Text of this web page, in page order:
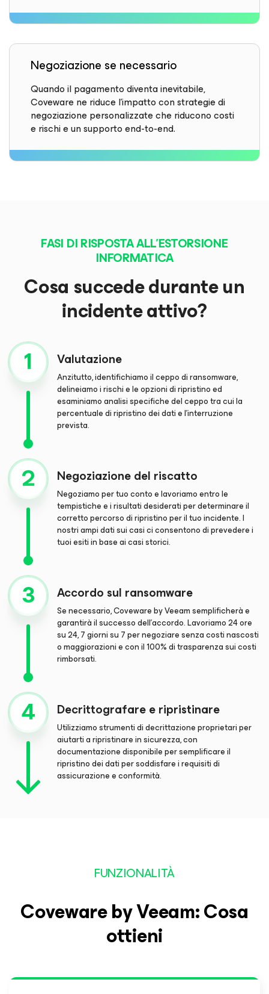
Negoziazione se necessario
Quando il pagamento diventa inevitabile,
Coveware ne riduce l'impatto con strategie di
negoziazione personalizzate che riducono costi
e rischi e un supporto end-to-end.
FASI DI RISPOSTA ALL'ESTORSIONE
INFORMATICA
Cosa succede durante un
incidente attivo?
Valutazione
Anzitutto, identifichiamo il ceppo di ransomware,
delineiamo i rischi e le opzioni di ripristino ed
esaminiamo analisi specifiche del ceppo tra cui la
percentuale di ripristino dei dati e l'interruzione
prevista.
Negoziazione del riscatto
Negoziamo per tuo conto e lavoriamo entro le
tempistiche e i risultati desiderati per determinare il
corretto percorso di ripristino per il tuo incidente. I
nostri ampi dati sui casi ci consentono di prevedere i
tuoi esiti in base ai casi storici.
Accordo sul ransomware
Se necessario, Coveware by Veeam semplificherà e
garantirà il successo dell'accordo. Lavoriamo 24 ore
su 24, 7 giorni su 7 per negoziare senza costi nascosti
o maggiorazioni e con il 100% di trasparenza sui costi
rimborsati.
Decrittografare e ripristinare
Utilizziamo strumenti di decrittazione proprietari per
aiutarti a ripristinare in sicurezza, con
documentazione disponibile per semplificare il
ripristino dei dati per soddisfare i requisiti di
assicurazione e conformità.
FUNZIONALITÀ
Coveware by Veeam: Cosa
ottieni